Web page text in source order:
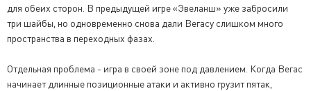
для обеих сторон. В предыдущей игре «Эвеланш» уже забросили
три шайбы, но одновременно снова дали Вегасу слишком много
пространства в переходных фазах.
Отдельная проблема - игра в своей зоне под давлением. Когда Вегас
начинает длинные позиционные атаки и активно грузит пятак,